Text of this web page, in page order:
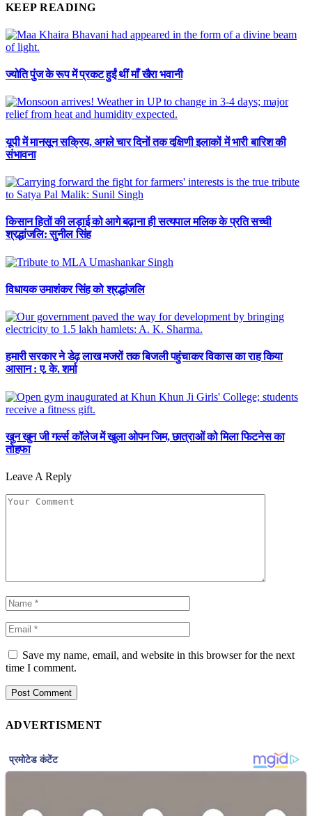
KEEP READING
ज्योति पुंज के रूप में प्रकट हुईं थीं माँ खैरा भवानी
यूपी में मानसून सक्रिय, अगले चार दिनों तक दक्षिणी इलाकों में भारी बारिश की
संभावना
किसान हितों की लड़ाई को आगे बढ़ाना ही सत्यपाल मलिक के प्रति सच्ची
श्रद्धांजलि: सुनील सिंह
विधायक उमाशंकर सिंह को श्रद्धांजलि
हमारी सरकार ने डेढ़ लाख मजरों तक बिजली पहुंचाकर विकास का राह किया
आसान : ए. के. शर्मा
खुन खुन जी गर्ल्स कॉलेज में खुला ओपन जिम, छात्राओं को मिला फिटनेस का
तोहफा
Leave A Reply
Save my name, email, and website in this browser for the next
time I comment.
ADVERTISMENT